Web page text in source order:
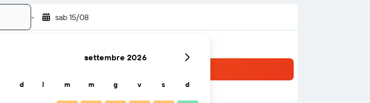
- sab 15/08
d
settembre 2026
l m m g v s d